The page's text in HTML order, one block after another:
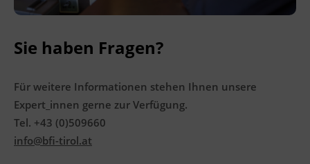
Sie haben Fragen?
Für weitere Informationen stehen Ihnen unsere
Expert_innen gerne zur Verfügung.
Tel. +43 (0)509660
info@bfi-tirol.at